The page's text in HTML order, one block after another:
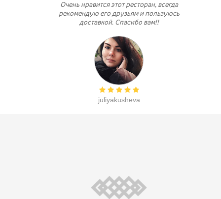
Очень нравится этот ресторан, всегда
рекомендую его друзьям и пользуюсь
доставкой. Спасибо вам!!
juliyakusheva